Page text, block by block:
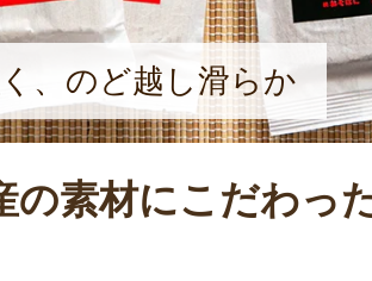
れからも、山形の蕎麦の
くの人に届けたい」と熱
、のど越し滑らか
の素材にこだわっ